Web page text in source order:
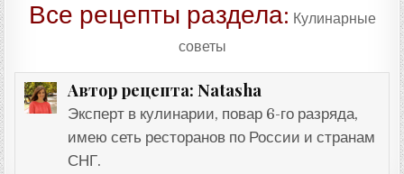
Все рецепты раздела: Кулинарные
советы
Автор рецепта: Natasha
Эксперт в кулинарии, повар 6-го разряда,
имею сеть ресторанов по России и странам
СНГ.